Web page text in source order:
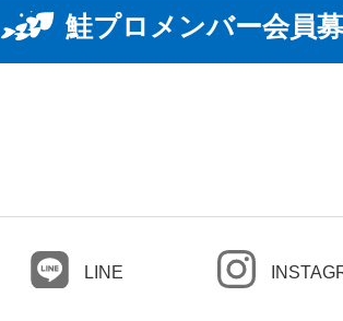
鮭プロメンバー会員
LINE